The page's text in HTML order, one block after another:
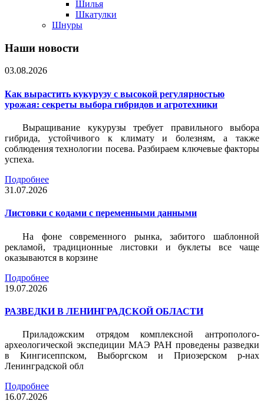
Шилья
Шкатулки
Шнуры
Наши новости
03.08.2026
Как вырастить кукурузу с высокой регулярностью
урожая: секреты выбора гибридов и агротехники
Выращивание кукурузы требует правильного выбора
гибрида, устойчивого к климату и болезням, а также
соблюдения технологии посева. Разбираем ключевые факторы
успеха.
Подробнее
31.07.2026
Листовки c кодами с переменными данными
На фоне современного рынка, забитого шаблонной
рекламой, традиционные листовки и буклеты все чаще
оказываются в корзине
Подробнее
19.07.2026
РАЗВЕДКИ В ЛЕНИНГРАДСКОЙ ОБЛАСТИ
Приладожским отрядом комплексной антрополого-
археологической экспедиции МАЭ РАН проведены разведки
в Кингисеппском, Выборгском и Приозерском р-нах
Ленинградской обл
Подробнее
16.07.2026